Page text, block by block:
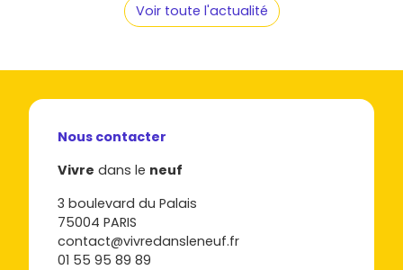
Voir toute l'actualité
Nous contacter
Vivre dans le neuf
3 boulevard du Palais
75004 PARIS
contact@vivredansleneuf.fr
01 55 95 89 89